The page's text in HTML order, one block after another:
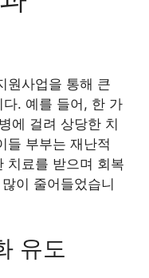
원사업을 통해 큰
. 예를 들어, 한 가
에 걸려 상당한 치
들 부부는 재난적
치료를 받으며 회복
이 줄어들었습니
유도